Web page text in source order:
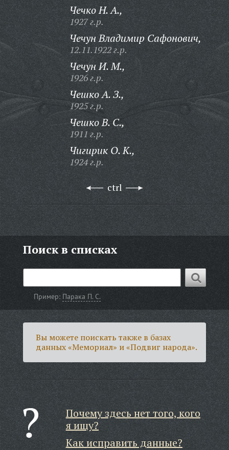
Чечко Н. А.,
1927 г.р.
Чечун Владимир Сафонович,
12.11.1922 г.р.
Чечун И. М.,
1926 г.р.
Чешко А. З.,
1925 г.р.
Чешко В. С.,
1911 г.р.
Чигирик О. К.,
1924 г.р.
ctrl
Поиск в списках
Пример: Парака П. С.
Вы можете поискать также в базах
данных «Мемориал» и «Подвиг народа».
Почему здесь нет того, кого
я ищу?
Как исправить данные?